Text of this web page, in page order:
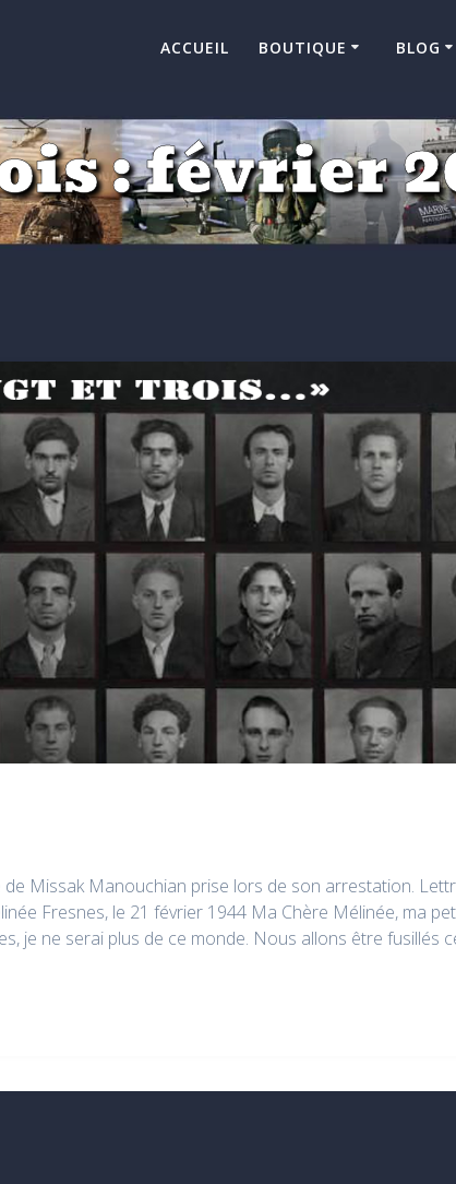
ACCUEIL BOUTIQUE BLOG
:février
Missak Manouchian prise lors de son arrestation.
Fresnes, le 21 février 1944 Ma Chère Mélinée, ma
je ne serai plus de ce monde. Nous allons être fusillés